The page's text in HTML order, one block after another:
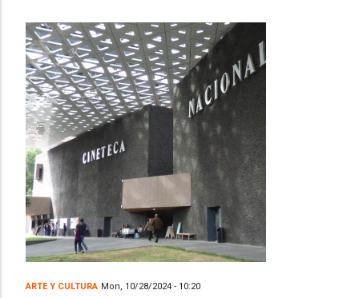
ARTE Y CULTURA Mon, 10/28/2024 - 10:20